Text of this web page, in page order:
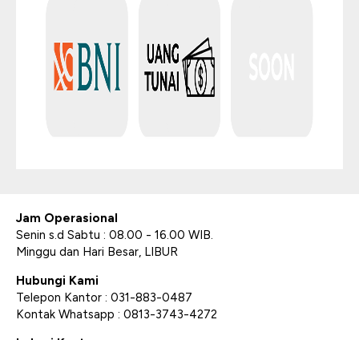
Jam Operasional
Senin s.d Sabtu : 08.00 - 16.00 WIB.
Minggu dan Hari Besar, LIBUR
Hubungi Kami
Telepon Kantor : 031-883-0487
Kontak Whatsapp : 0813-3743-4272